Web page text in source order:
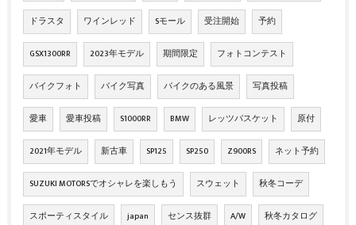
ドラスタ ワインレッド Sモール 受注開始 予約
GSX1300RR 2023年モデル 期間限定 フォトコンテスト
バイクフォト バイク写真 バイクのある風景 写真投稿
愛車 愛車投稿 S1000RR BMW レッツバスケット 原付
2021年モデル 新古車 SP125 SP250 Z900RS ネット予約
SUZUKI MOTORSでオシャレを楽しもう スウェット 秋冬コーデ
スポーティスタイル japan センス抜群 A/W 秋冬カタログ